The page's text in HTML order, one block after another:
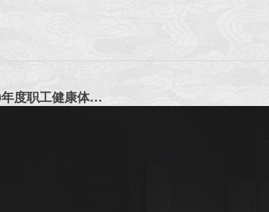
成都金沙太阳神鸟文化发展有限责任公司2020年度职工健康体检项目采购询价函